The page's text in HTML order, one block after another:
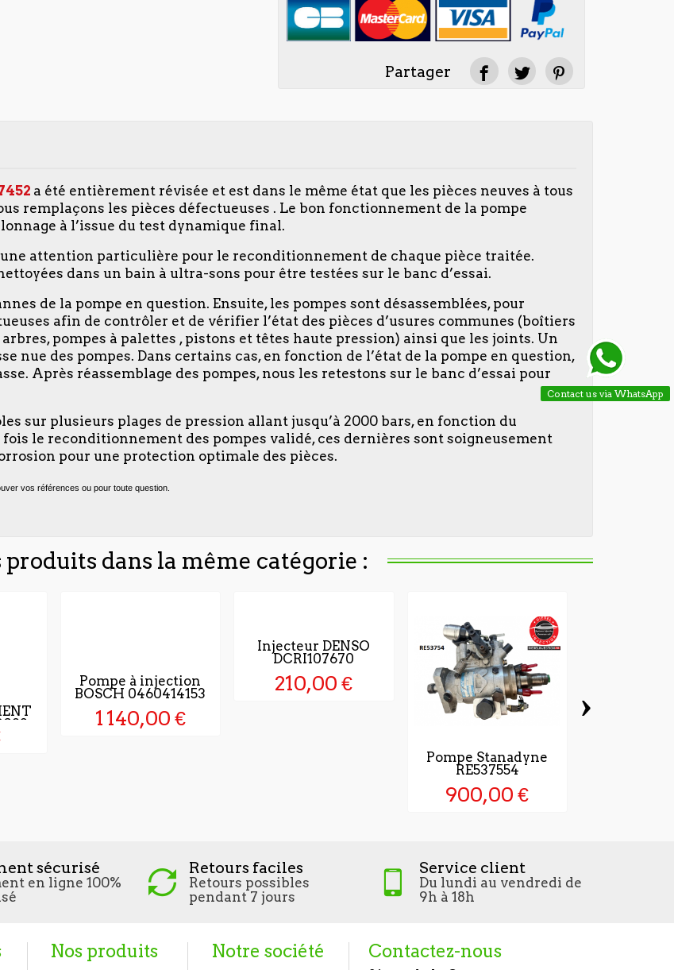
Partager
a été entièrement révisée et est dans le même état que les pièces neuves à tous
remplaçons les pièces défectueuses . Le bon fonctionnement de la pompe
à l’issue du test dynamique final.
attention particulière pour le reconditionnement de chaque pièce traitée.
dans un bain à ultra-sons pour être testées sur le banc d’essai.
de la pompe en question. Ensuite, les pompes sont désassemblées, pour
afin de contrôler et de vérifier l’état des pièces d’usures communes (boîtiers
pompes à palettes , pistons et têtes haute pression) ainsi que les joints. Un
nue des pompes. Dans certains cas, en fonction de l’état de la pompe en question,
Après réassemblage des pompes, nous les retestons sur le banc d’essai pour
sur plusieurs plages de pression allant jusqu’à 2000 bars, en fonction du
le reconditionnement des pompes validé, ces dernières sont soigneusement
pour une protection optimale des pièces.
vos références ou pour toute question.
produits dans la même catégorie :
Pompe à injection
BOSCH 0460414153
1 140,00 €
Injecteur DENSO
DCRI107670
210,00 €
Pompe Stanadyne
RE537554
900,00 €
›
sécurisé
en ligne 100%
Retours faciles
Retours possibles
pendant 7 jours
Service client
Du lundi au vendredi de
9h à 18h
Nos produits Notre société Contactez-nous
Contact us via WhatsApp